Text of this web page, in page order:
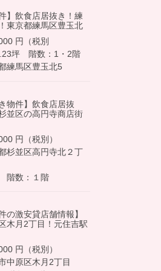
】飲食店居抜き！練
東京都練馬区豊玉北
円（税別
坪 階数：1・2階
練馬区豊玉北5
物件】飲食店居抜
並区の高円寺商店街
円（税別）
杉並区高円寺北２丁
階数：１階
の激安貸店舗情報】
木月2丁目！元住吉駅
円（税別）
中原区木月2丁目